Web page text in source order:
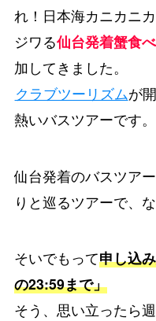
れ！日本海カニカニ
ジワる仙台発着蟹食
加してきました。
クラブツーリズムが
熱いバスツアーです。
仙台発着のバスツア
りと巡るツアーで、
そいでもって申し込
の23:59まで」
そう、思い立ったら